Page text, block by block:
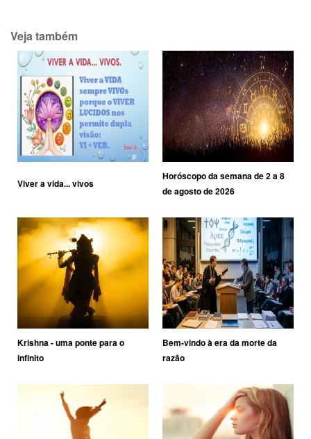
Veja também
Viver a vida... vivos
Horóscopo da semana de 2 a 8
de agosto de 2026
Krishna - uma ponte para o
infinito
Bem-vindo à era da morte da
razão